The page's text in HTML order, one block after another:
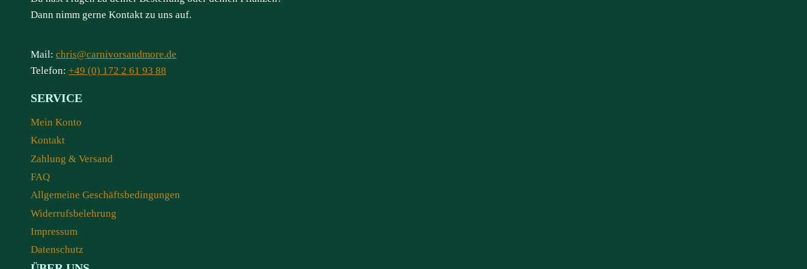
Dann nimm gerne Kontakt zu uns auf.
Mail: chris@carnivorsandmore.de
Telefon: +49 (0) 172 2 61 93 88
SERVICE
Mein Konto
Kontakt
Zahlung & Versand
FAQ
Allgemeine Geschäftsbedingungen
Widerrufsbelehrung
Impressum
Datenschutz